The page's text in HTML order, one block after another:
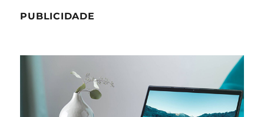
PUBLICIDADE